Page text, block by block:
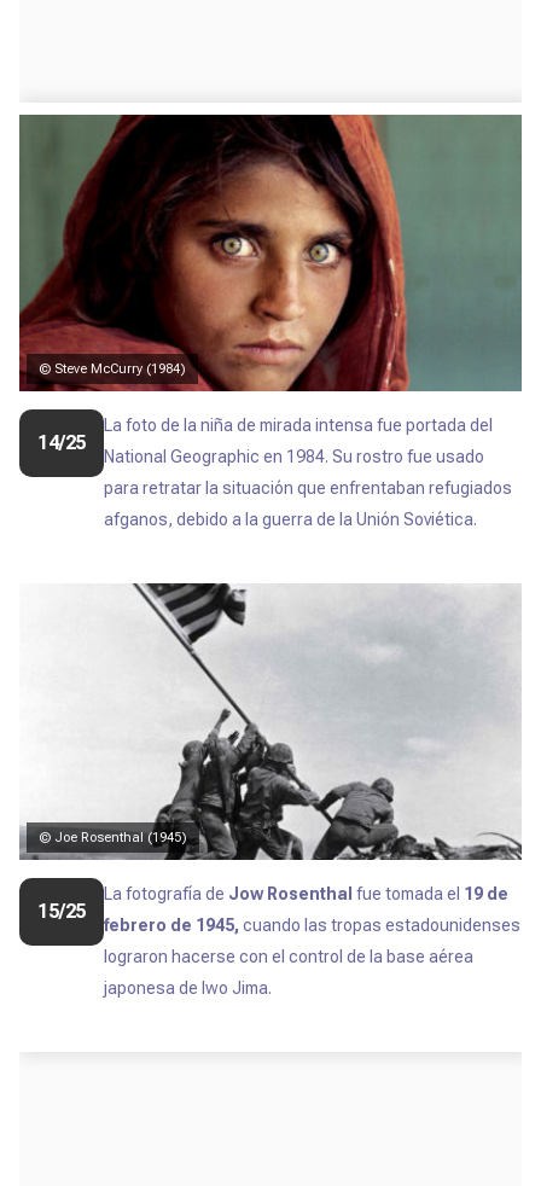
© Steve McCurry (1984)
14/25
La foto de la niña de mirada intensa fue portada del
National Geographic en 1984.Su rostro fue usado
para retratar la situación que enfrentaban refugiados
afganos, debido a la guerra de la Unión Soviética.
© Joe Rosenthal (1945)
15/25
La fotografía de Jow Rosenthalfue tomada el 19 de
febrero de 1945,cuando las tropas estadounidenses
lograron hacerse con el control de la base aérea
japonesa de Iwo Jima.